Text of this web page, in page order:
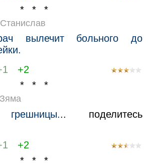
* * *
вылечит больного до
+2
* * *
грешницы... поделитесь
+2
* * *